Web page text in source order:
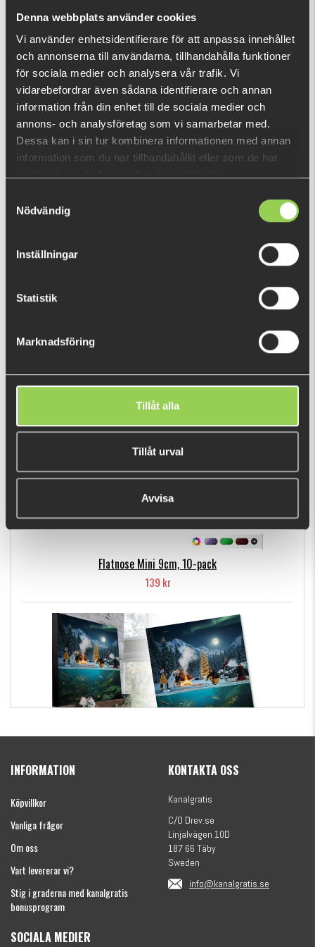
Denna webbplats använder cookies
Vi använder enhetsidentifierare för att anpassa innehållet
och annonserna till användarna, tillhandahålla funktioner
för sociala medier och analysera vår trafik. Vi
vidarebefordrar även sådana identifierare och annan
information från din enhet till de sociala medier och
annons- och analysföretag som vi samarbetar med.
Dessa kan i sin tur kombinera informationen med annan
information som du har tillhandahållit eller som de har
Nödvändig
Inställningar
Statistik
Marknadsföring
Tillåt alla
Tillåt urval
Avvisa
Vad är detta?
DU TITTADE NYLIGEN PÅ
Fåtal kvar
POPULÄRA PRODUKTER
Flatnose Mini 9cm, 10-pack
139 kr
(julkalender)
INFORMATION
Köpvillkor
Vanliga frågor
Om oss
Vart levererar vi?
Stig i graderna med kanalgratis
bonusprogram
KONTAKTA OSS
Kanalgratis
C/O Drev.se
Linjalvägen 10D
187 66 Täby
Sweden
info@kanalgratis.se
SOCIALA MEDIER